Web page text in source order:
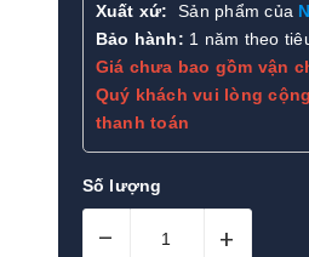
Xuất xứ:
Sản phẩm của
Bảo hành: 1 năm theo
Giá chưa bao gồm vận
Quý khách vui lòng
thanh toán
Số lượng
– +